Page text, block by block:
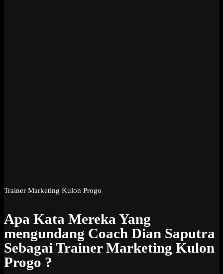
Trainer Marketing Kulon Progo
Apa Kata Mereka Yang
mengundang Coach Dian Saputra
Sebagai Trainer Marketing Kulon
Progo ?